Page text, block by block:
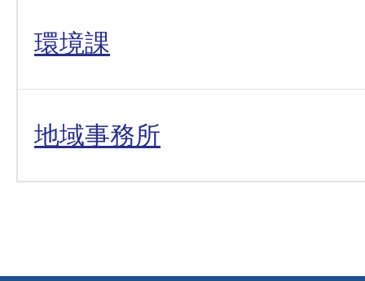
環境課
地域事務所